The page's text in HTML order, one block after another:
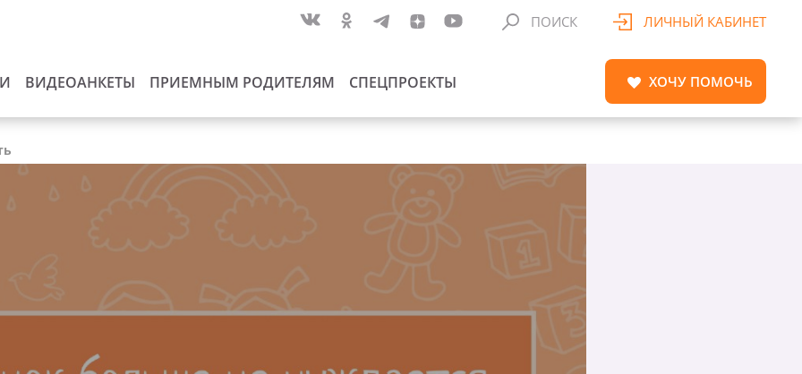
ВИДЕОАНКЕТЫ ПРИЕМНЫМ РОДИТЕЛЯМ СПЕЦПРОЕКТЫ
ПОИСК ЛИЧНЫЙ КАБИНЕТ
ХОЧУ ПОМОЧЬ